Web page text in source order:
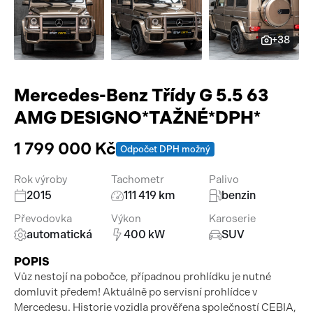
Pracovní stroje
Náhradní díly
Příslušenství
Auto a život
Videa
+38
Mercedes-Benz Třídy G 5.5 63
AMG DESIGNO*TAŽNÉ*DPH*
1 799 000 Kč Odpočet DPH možný
Rok výroby
2015
Tachometr
111 419 km
Palivo
benzin
Převodovka
automatická
Výkon
400 kW
Karoserie
SUV
POPIS
Vůz nestojí na pobočce, případnou prohlídku je nutné
domluvit předem! Aktuálně po servisní prohlídce v
Mercedesu. Historie vozidla prověřena společností CEBIA,